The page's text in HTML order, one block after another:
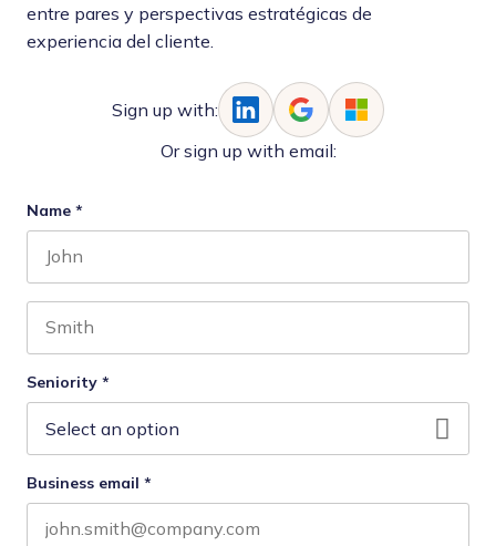
entre pares y perspectivas estratégicas de
experiencia del cliente.
Sign up with:
Or sign up with email:
Name *
Seniority *
Business email *